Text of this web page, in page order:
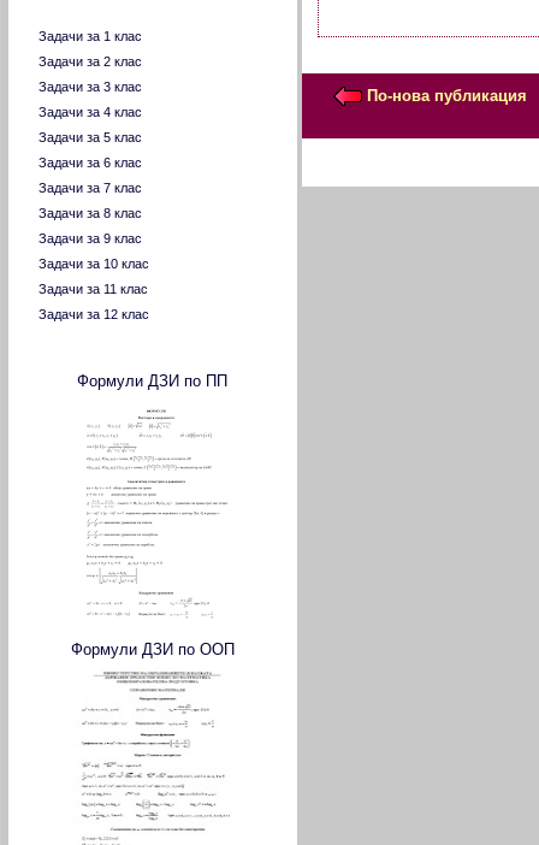
Задачи за 1 клас
Задачи за 2 клас
Задачи за 3 клас
Задачи за 4 клас
Задачи за 5 клас
Задачи за 6 клас
Задачи за 7 клас
Задачи за 8 клас
Задачи за 9 клас
Задачи за 10 клас
Задачи за 11 клас
Задачи за 12 клас
Формули ДЗИ по ПП
Формули ДЗИ по ООП
По-нова публикация